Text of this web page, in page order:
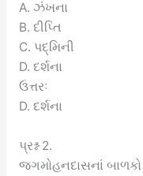
A. ઝંખના
B. દીપ્તિ
C. પદ્મિની
D. દર્શના
ઉત્તરઃ
D. દર્શના
પ્રશ્ન 2.
જગમોહનદાસનાં બાળકો